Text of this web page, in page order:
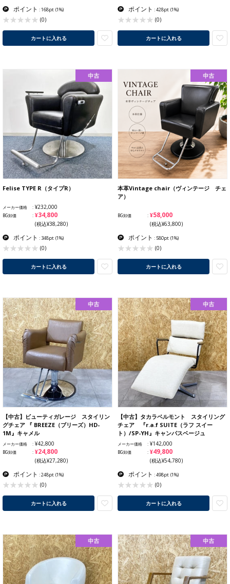
ポイント : 168pt (1%)
(0)
カートに入れる
ポイント : 428pt (1%)
(0)
カートに入れる
Felise TYPE R（タイプR）
メーカー価格 ¥232,000
BG卸価 ¥34,800
(税込¥38,280)
ポイント : 348pt (1%)
(0)
カートに入れる
本革Vintage chair（ヴィンテージ チェ
ア）
BG卸価 ¥58,000
(税込¥63,800)
ポイント : 580pt (1%)
(0)
カートに入れる
【中古】ビューティガレージ スタイリン
グチェア 『 BREEZE（ブリーズ）HD-
1M』キャメル
メーカー価格 ¥42,800
BG卸価 ¥24,800
(税込¥27,280)
ポイント : 248pt (1%)
(0)
カートに入れる
【中古】タカラベルモント スタイリング
チェア 『r.a.f SUITE（ラフ スイー
ト）/SP-YH』キャンパスベージュ
メーカー価格 ¥142,000
BG卸価 ¥49,800
(税込¥54,780)
ポイント : 498pt (1%)
(0)
カートに入れる